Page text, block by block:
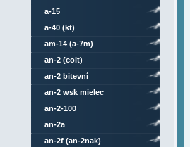
a-15
a-40 (kt)
am-14 (a-7m)
an-2 (colt)
an-2 bitevní
an-2 wsk mielec
an-2-100
an-2a
an-2f (an-2nak)